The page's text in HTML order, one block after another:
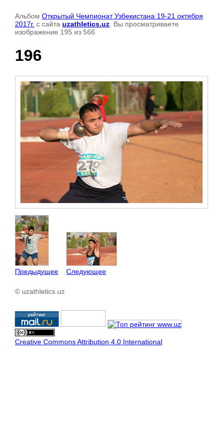
Альбом Открытый Чемпионат Узбекистана 19-21 октября
2017г. с сайта uzathletics.uz . Вы просматриваете
изображение 195 из 566
196
Предыдущее Следующее
© uzathletics.uz
Creative Commons Attribution 4.0 International